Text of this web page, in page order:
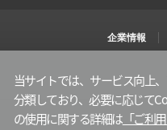
企業情報
当サイトでは、サービス向上
分類しており、必要に応じて
の使用に関する詳細は「ご利用